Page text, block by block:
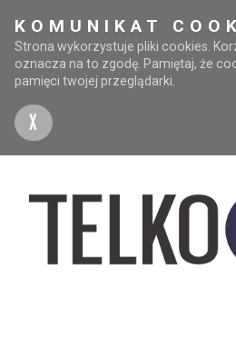
KOMUNIKAT
Strona wykorzystuje pliki cookies.
oznacza na to zgodę. Pamiętaj, że
pamięci twojej przeglądarki.
X